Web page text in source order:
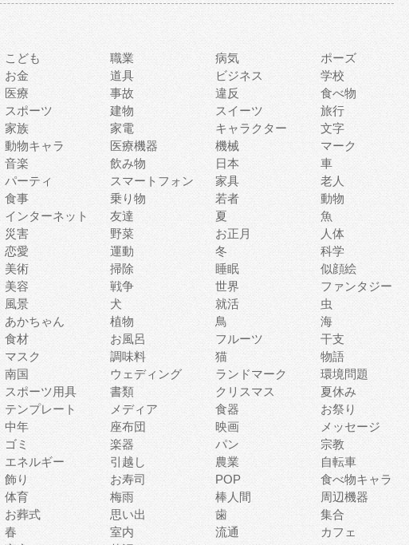
こども 職業 病気
ポーズ
お金 道具 ビジネス
学校
医療 事故 違反
食べ物
スポーツ 建物 スイーツ
旅行
家族 家電 キャラクター
文字
動物キャラ 医療機器 機械
マーク
音楽 飲み物 日本
車
パーティ スマートフォン 家具
老人
食事 乗り物 若者
動物
インターネット 友達 夏
魚
災害 野菜 お正月
人体
恋愛 運動 冬
科学
美術 掃除 睡眠
似顔絵
美容 戦争 世界
ファンタジー
風景 犬 就活
虫
あかちゃん 植物 鳥
海
食材 お風呂 フルーツ
干支
マスク 調味料 猫
物語
南国 ウェディング ランドマーク
環境問題
スポーツ用具 書類 クリスマス
夏休み
テンプレート メディア 食器
お祭り
中年 座布団 映画
メッセージ
ゴミ 楽器 パン
宗教
エネルギー 引越し 農業
自転車
飾り お寿司 POP
食べ物キャラ
体育 梅雨 棒人間
周辺機器
お葬式 思い出 歯
集合
春 室内 流通
カフェ